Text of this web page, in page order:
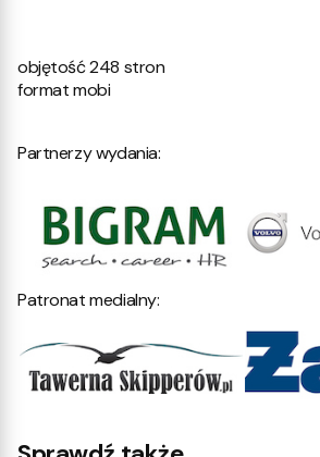
objętość 248 stron
format mobi
Partnerzy wydania:
Patronat medialny: